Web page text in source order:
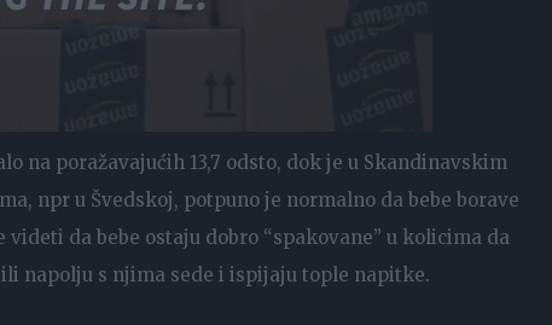
na poražavajućih 13,7 odsto, dok je u Skandinavskim
npr u Švedskoj, potpuno je normalno da bebe borave
da bebe ostaju dobro “spakovane” u kolicima da
napolju s njima sede i ispijaju tople napitke.